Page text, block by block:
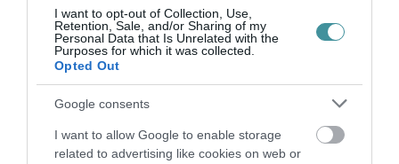
I want to opt-out of Collection, Use,
Retention, Sale, and/or Sharing of my
Personal Data that Is Unrelated with the
Purposes for which it was collected.
Opted Out
Google consents
I want to allow Google to enable storage
related to advertising like cookies on web or
TÍZ ÉVE NEM VOLT ILYEN ALACSONY AZ
2026. augusztus 07|Mindenki ügye